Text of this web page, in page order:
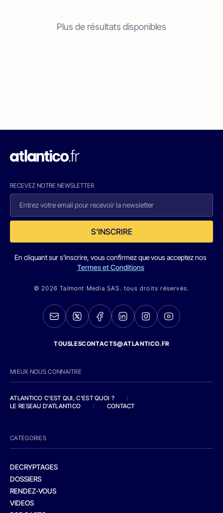
Plus de résultats disponibles
RECEVEZ NOTRE NEWSLETTER
S'INSCRIRE
En cliquant sur s'inscrire, vous confirmez que vous acceptez nos
Termes et Conditions
© 2026 Talmont Media SAS. tous droits réservés.
TOUSLESCONTACTS@ATLANTICO.FR
MIEUX NOUS CONNAITRE
ATLANTICO C'EST QUI, C'EST QUOI ?
/
LE RESEAU D'ATLANTICO
/ CONTACT
CATEGORIES
DECRYPTAGES
DOSSIERS
RENDEZ-VOUS
VIDEOS